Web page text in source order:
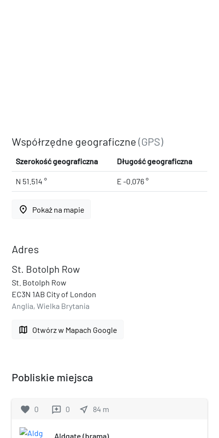
Współrzędne geograficzne(GPS)
Szerokość geograficzna Długość geograficzna
N 51.514 ° E -0.076 °
place Pokaż na mapie
Adres
St. Botolph Row
St. Botolph Row
EC3N 1AB City of London
Anglia, Wielka Brytania
map Otwórz w Mapach Google
Pobliskie miejsca
favorite 0 reviews 0 near_me 84 m
Aldgate (brama)